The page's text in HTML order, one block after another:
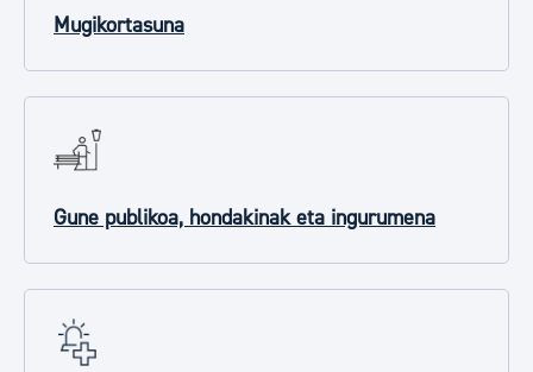
Mugikortasuna
Gune publikoa, hondakinak eta ingurumena